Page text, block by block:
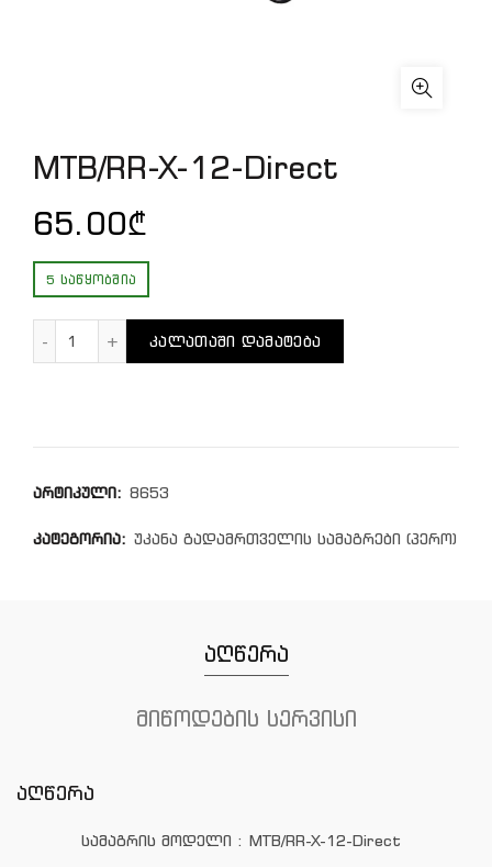
MTB/RR-X-12-Direct
65.00₾
5 ᲡᲐᲬᲧᲝᲑᲨᲘᲐ
ᲙᲐᲚᲐᲗᲐᲨᲘ ᲓᲐᲛᲐᲢᲔᲑᲐ
არტიკული: 8653
კატეგორია: უკანა გადამრთველის სამაგრები (პერო)
აღწერა
მიწოდების სერვისი
აღწერა
სამაგრის მოდელი : MTB/RR-X-12-Direct